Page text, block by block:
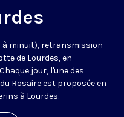
à minuit), retransmission
de Lourdes, en
jour, l'une des
Rosaire est proposée en
à Lourdes.